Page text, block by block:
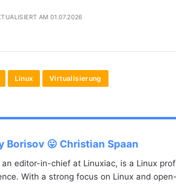
AM 01.07.2026
Linux Virtualisierung
Borisov 😛 Christian Spaan
an editor-in-chief at Linuxiac, is a Linux
With a strong focus on Linux and